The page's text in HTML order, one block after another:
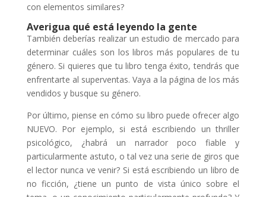
con elementos similares?
Averigua qué está leyendo la gente
También deberías realizar un estudio de mercado para
determinar cuáles son los libros más populares de tu
género. Si quieres que tu libro tenga éxito, tendrás que
enfrentarte al superventas. Vaya a la página de los más
vendidos y busque su género.
Por último, piense en cómo su libro puede ofrecer algo
NUEVO. Por ejemplo, si está escribiendo un thriller
psicológico, ¿habrá un narrador poco fiable y
particularmente astuto, o tal vez una serie de giros que
el lector nunca ve venir? Si está escribiendo un libro de
no ficción, ¿tiene un punto de vista único sobre el